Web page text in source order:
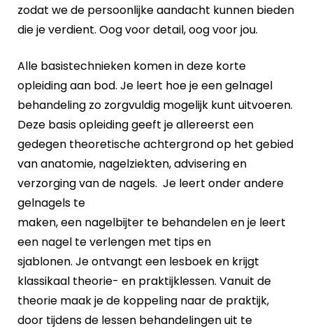
zodat we de persoonlijke aandacht kunnen bieden
die je verdient. Oog voor detail, oog voor jou.
Alle basistechnieken komen in deze korte
opleiding aan bod. Je leert hoe je een gelnagel
behandeling zo zorgvuldig mogelijk kunt uitvoeren.
Deze basis opleiding geeft je allereerst een
gedegen theoretische achtergrond op het gebied
van anatomie, nagelziekten, advisering en
verzorging van de nagels. Je leert onder andere
gelnagels te
maken, een nagelbijter te behandelen en je leert
een nagel te verlengen met tips en
sjablonen. Je ontvangt een lesboek en krijgt
klassikaal theorie- en praktijklessen. Vanuit de
theorie maak je de koppeling naar de praktijk,
door tijdens de lessen behandelingen uit te